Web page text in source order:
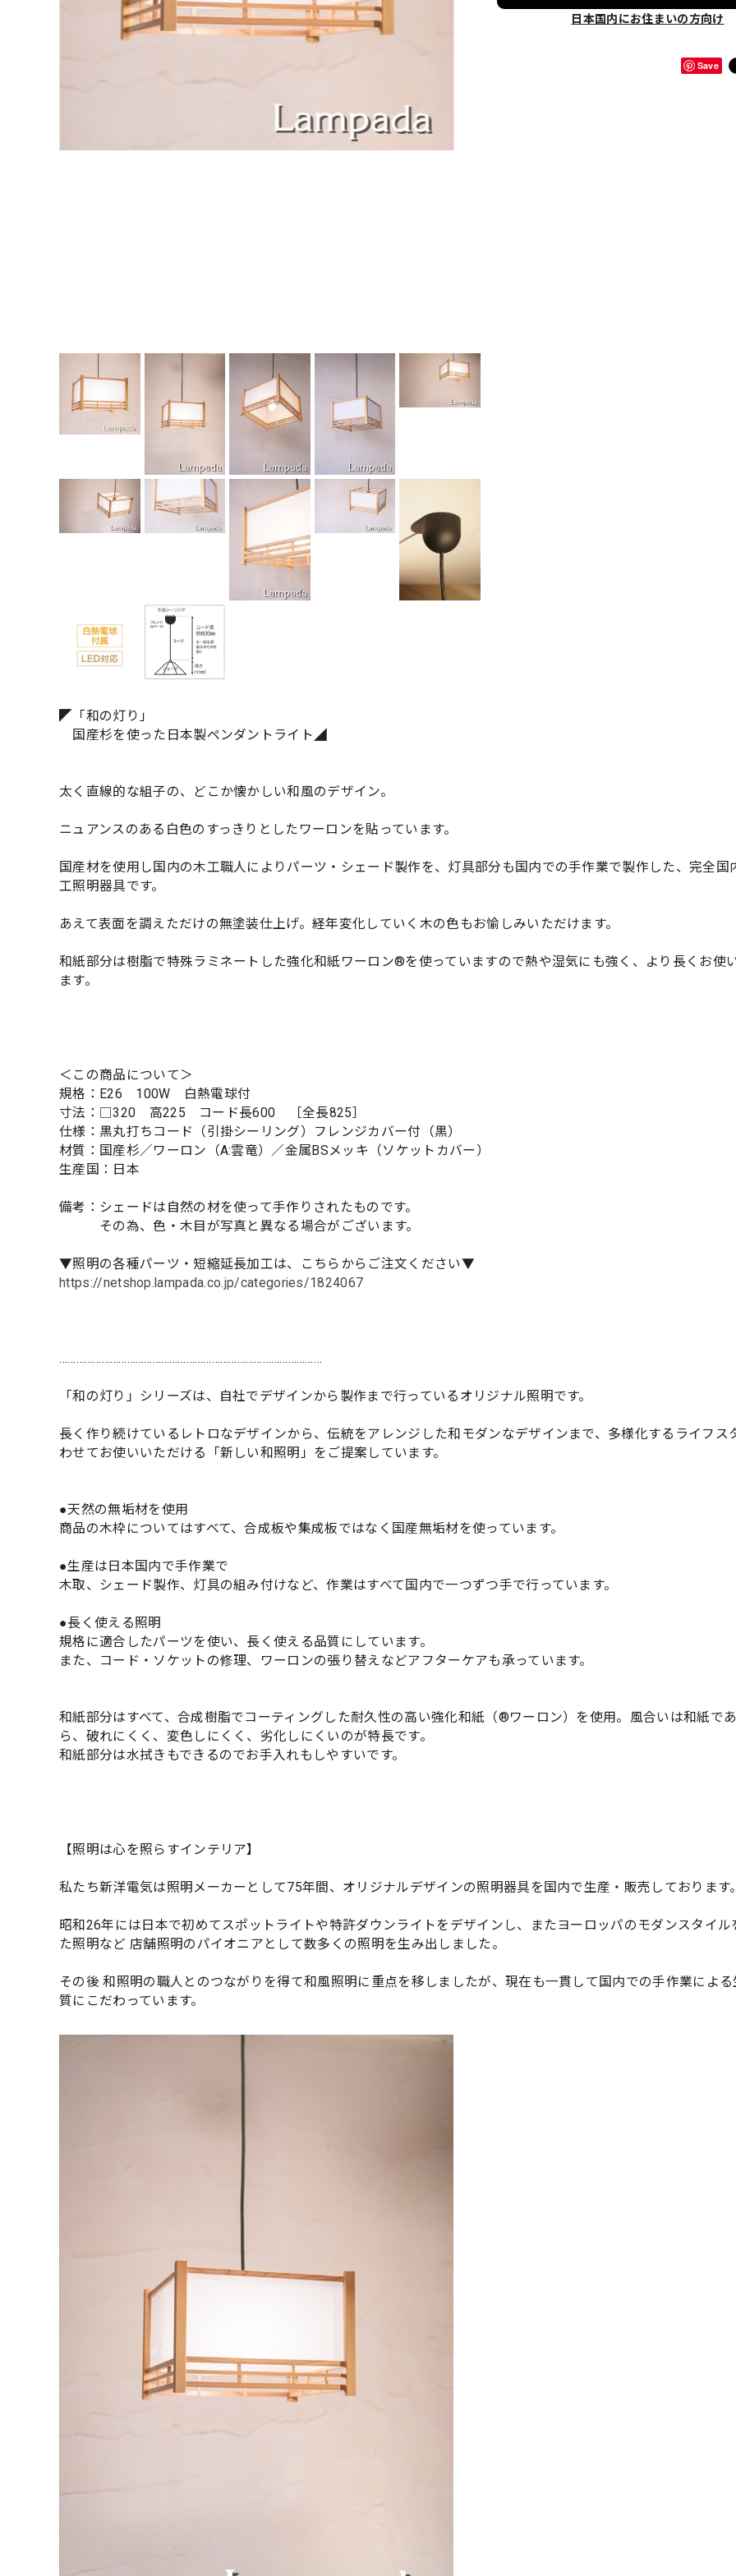
日本国内にお住まいの方向け
Save
◤「和の灯り」
国産杉を使った日本製ペンダントライト◢
太く直線的な組子の、どこか懐かしい和風のデザイン。
ニュアンスのある白色のすっきりとしたワーロンを貼っています。
国産材を使用し国内の木工職人によりパーツ・シェード製作を、灯具部分も国内での手作業で製作した、完全国
工照明器具です。
あえて表面を調えただけの無塗装仕上げ。経年変化していく木の色もお愉しみいただけます。
和紙部分は樹脂で特殊ラミネートした強化和紙ワーロン®を使っていますので熱や湿気にも強く、より長くお使
ます。
＜この商品について＞
規格：E26 100W 白熱電球付
寸法：□320 高225 コード長600 ［全長825］
仕様：黒丸打ちコード（引掛シーリング）フレンジカバー付（黒）
材質：国産杉／ワーロン（A:雲竜）／金属BSメッキ（ソケットカバー）
生産国：日本
備考：シェードは自然の材を使って手作りされたものです。
その為、色・木目が写真と異なる場合がございます。
▼照明の各種パーツ・短縮延長加工は、こちらからご注文ください▼
https://netshop.lampada.co.jp/categories/1824067
…………………………………………………………………………………
「和の灯り」シリーズは、自社でデザインから製作まで行っているオリジナル照明です。
長く作り続けているレトロなデザインから、伝統をアレンジした和モダンなデザインまで、多様化するライフス
わせてお使いいただける「新しい和照明」をご提案しています。
●天然の無垢材を使用
商品の木枠についてはすべて、合成板や集成板ではなく国産無垢材を使っています。
●生産は日本国内で手作業で
木取、シェード製作、灯具の組み付けなど、作業はすべて国内で一つずつ手で行っています。
●長く使える照明
規格に適合したパーツを使い、長く使える品質にしています。
また、コード・ソケットの修理、ワーロンの張り替えなどアフターケアも承っています。
和紙部分はすべて、合成樹脂でコーティングした耐久性の高い強化和紙（®ワーロン）を使用。風合いは和紙で
ら、破れにくく、変色しにくく、劣化しにくいのが特長です。
和紙部分は水拭きもできるのでお手入れもしやすいです。
【照明は心を照らすインテリア】
私たち新洋電気は照明メーカーとして75年間、オリジナルデザインの照明器具を国内で生産・販売しております
昭和26年には日本で初めてスポットライトや特許ダウンライトをデザインし、またヨーロッパのモダンスタイル
た照明など 店舗照明のパイオニアとして数多くの照明を生み出しました。
その後 和照明の職人とのつながりを得て和風照明に重点を移しましたが、現在も一貫して国内での手作業によ
質にこだわっています。